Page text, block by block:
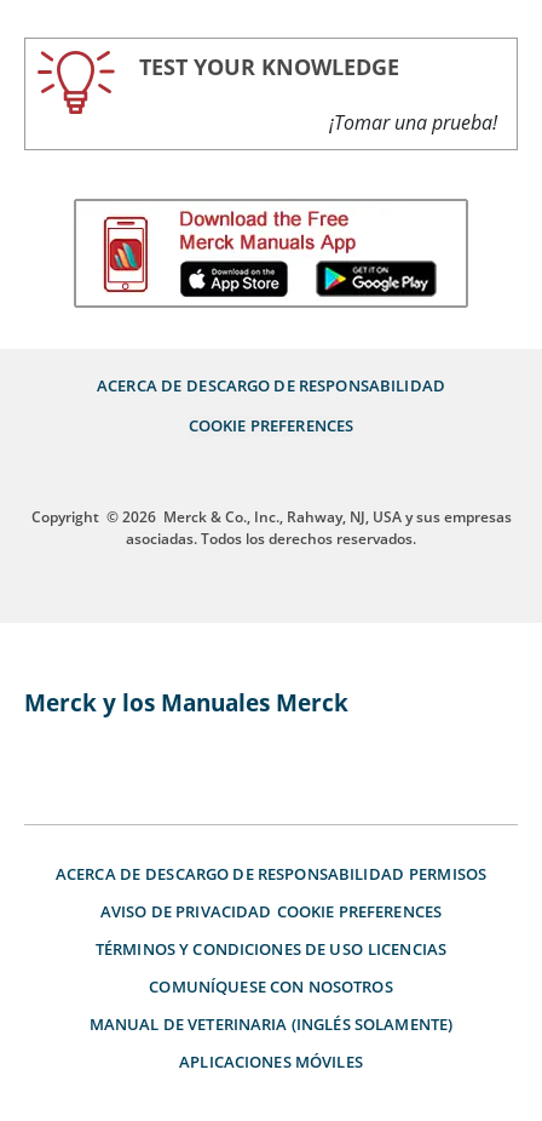
TEST YOUR KNOWLEDGE
¡Tomar una prueba!
ACERCA DE DESCARGO DE RESPONSABILIDAD
COOKIE PREFERENCES
Copyright © 2026 Merck & Co., Inc., Rahway, NJ, USA y sus empresas
asociadas. Todos los derechos reservados.
Merck y los Manuales Merck
ACERCA DE DESCARGO DE RESPONSABILIDAD PERMISOS
AVISO DE PRIVACIDAD COOKIE PREFERENCES
TÉRMINOS Y CONDICIONES DE USO LICENCIAS
COMUNÍQUESE CON NOSOTROS
MANUAL DE VETERINARIA (INGLÉS SOLAMENTE)
APLICACIONES MÓVILES